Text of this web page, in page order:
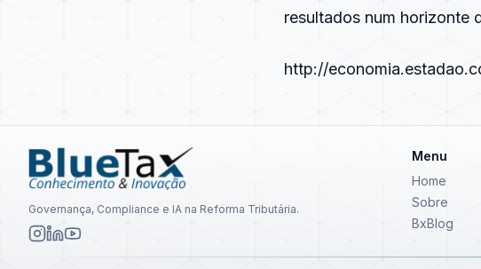
resultados num horizonte
http://
Governança, Compliance e IA na Reforma Tributária.
Menu
Home
Sobre
BxBlog